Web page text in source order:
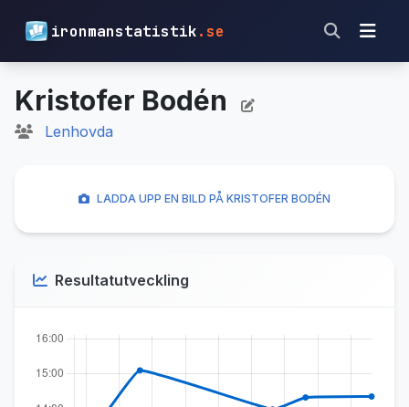
ironmanstatistik.se
Kristofer Bodén
Lenhovda
LADDA UPP EN BILD PÅ KRISTOFER BODÉN
Resultatutveckling